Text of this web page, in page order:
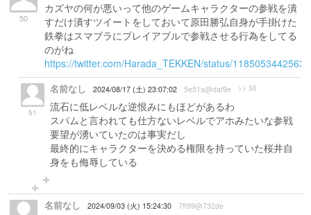
50
カズヤの何が悪いって他のゲームキャラクターの参戦を潰
すだけ潰すツイートをしておいて原田勝弘自身が手掛けた
鉄拳はスマブラにプレイアブルで参戦させる行為をしてる
のがね
https://twitter.com/Harada_TEKKEN/status/
51
名前なし 2024/08/17 (土) 23:07:02 5e51a@daf9e >> 50
流石に低レベルな逆恨みにもほどがあるわ
スパムと言われても仕方ないレベルでアホみたいな参戦
要望が湧いていたのは事実だし
最終的にキャラクターを決める権限を持っていた桜井自
身をも侮辱している
名前なし 2024/09/03 (火) 15:24:30 7ff99@732de